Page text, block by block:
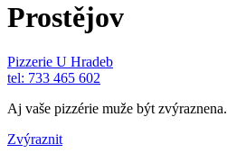
Prostějov
Pizzerie U Hradeb
tel: 733 465 602
Aj vaše pizzérie muže být zvýraznena.
Zvýraznit